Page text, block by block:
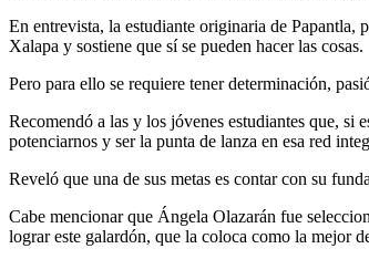
En entrevista, la estudiante originaria de Papantla,
Xalapa y sostiene que sí se pueden hacer las cosas.
Pero para ello se requiere tener determinación,
Recomendó a las y los jóvenes estudiantes que, si
potenciarnos y ser la punta de lanza en esa red
Reveló que una de sus metas es contar con su
Cabe mencionar que Ángela Olazarán fue
lograr este galardón, que la coloca como la mejor